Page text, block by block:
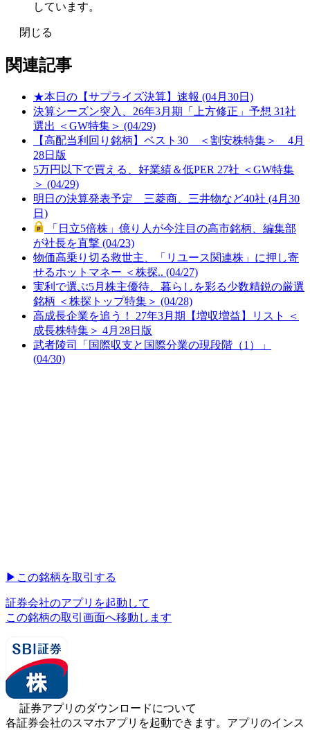
しています。
閉じる
関連記事
★本日の【サプライズ決算】速報 (04月30日)
決算シーズン突入、26年3月期「上方修正」予想 31社
選出 ＜GW特集＞ (04/29)
【高配当利回り銘柄】ベスト30 ＜割安株特集＞ 4月
28日版
5万円以下で買える、好業績＆低PER 27社 ＜GW特集
＞ (04/29)
明日の決算発表予定 三菱商、三井物など40社 (4月30
日)
「日立5倍株」億り人が今注目の高市銘柄、編集部
が社長を直撃 (04/23)
物価高乗り切る救世主、「リユース関連株」に押し寄
せるホットマネー ＜株探.. (04/27)
実利で選ぶ5月株主優待、暮らしを彩る少数精鋭の厳選
銘柄 ＜株探トップ特集＞ (04/28)
高成長企業を追う！ 27年3月期【増収増益】リスト ＜
成長株特集＞ 4月28日版
武者陵司「国際収支と国際分業の現段階（1）」
(04/30)
▶︎ この銘柄を取引する
証券会社のアプリを起動して
この銘柄の取引画面へ移動します
証券アプリのダウンロードについて
各証券会社のスマホアプリを起動できます。アプリのインス